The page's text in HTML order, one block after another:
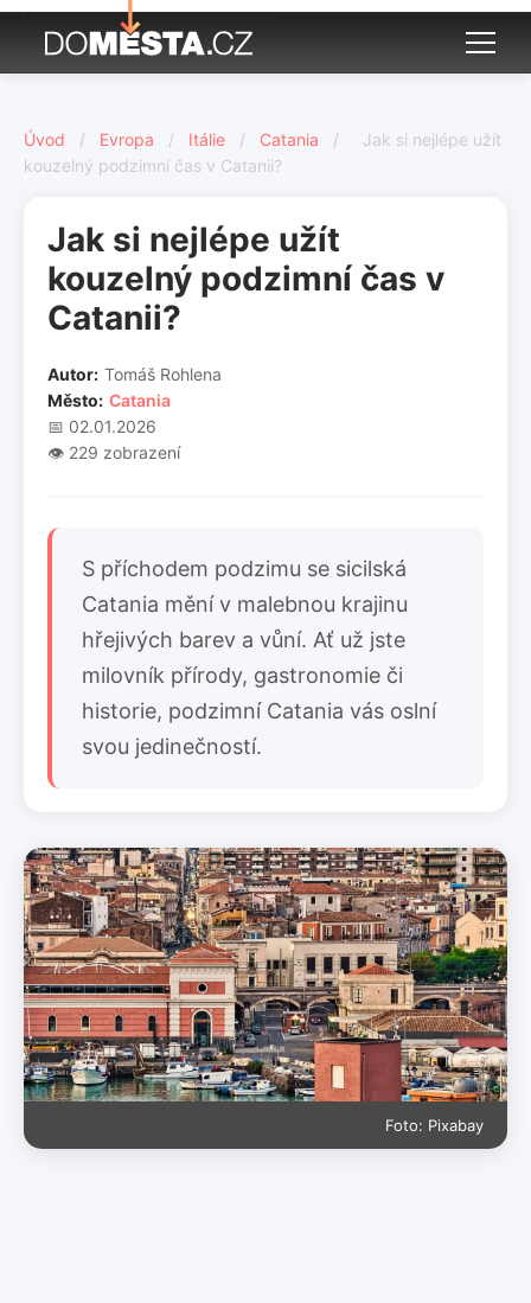
Úvod / Evropa / Itálie / Catania /
Jak si nejlépe užít
kouzelný podzimní čas v Catanii?
Jak si nejlépe užít
kouzelný podzimní čas v
Catanii?
Autor: Tomáš Rohlena
Město: Catania
📅 02.01.2026
👁️ 229 zobrazení
S příchodem podzimu se sicilská
Catania mění v malebnou krajinu
hřejivých barev a vůní. Ať už jste
milovník přírody, gastronomie či
historie, podzimní Catania vás oslní
svou jedinečností.
Foto: Pixabay